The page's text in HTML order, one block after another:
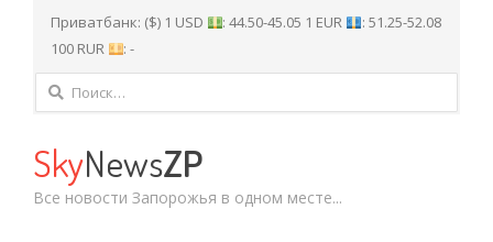
Приватбанк: ($) 1 USD : 44.50-45.05 1 EUR
: 51.25-52.08
100 RUR
: -
Найти:
SkyNewsZP
Все новости Запорожья в одном месте...